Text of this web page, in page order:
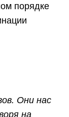
порядке
Они нас
на